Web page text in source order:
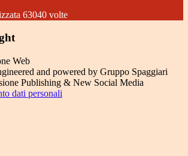
63040 volte
and powered by Gruppo Spaggiari
Publishing & New Social Media
dati personali